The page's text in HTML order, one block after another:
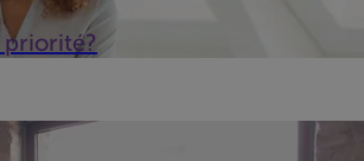
fixe… Pourtant, elle est en crise ! La